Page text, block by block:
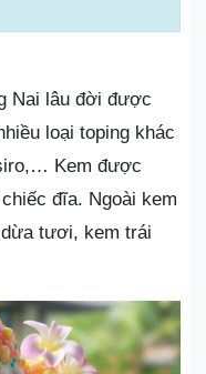
Nai lâu đời được
loại toping khác
Kem được
đĩa. Ngoài kem
tươi, kem trái